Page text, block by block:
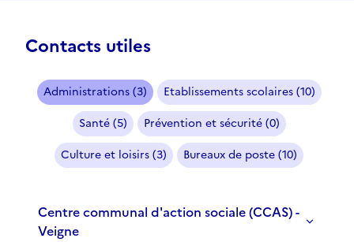
Contacts utiles
Administrations (3)
Etablissements scolaires (10)
Santé (5)
Prévention et sécurité (0)
Culture et loisirs (3)
Bureaux de poste (10)
Centre communal d'action sociale (CCAS) -
Veigne